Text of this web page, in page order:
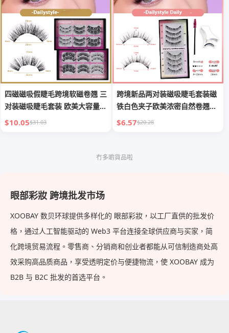
四磁磁吸假睫毛跨境软磁卷翘 三
对装磁吸睫毛套装 欧美大容量浓
密
$10.05$31.03
跨境新品两对装磁吸睫毛套装磁
铁白色夹子欧美浓密自然卷翘款
假睫
$6.57$20.28
冇多啲貨品啦
眼部彩妝 跨境批发市场
XOOBAY 数贝环球提供多样化的 眼部彩妝，以工厂直供的批发价
格，通过人工智能驱动的 Web3 平台连接全球供应商与买家，简
化跨境贸易流程。零售商、分销商和创业者都能从可信制造商处高
效采购高品质商品，享受透明定价与便捷物流，使 XOOBAY 成为
B2B 与 B2C 批发的首选平台。